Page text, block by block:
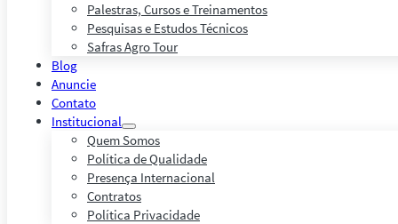
Palestras, Cursos e Treinamentos
Pesquisas e Estudos Técnicos
Safras Agro Tour
Blog
Anuncie
Contato
Institucional
Quem Somos
Política de Qualidade
Presença Internacional
Contratos
Política Privacidade